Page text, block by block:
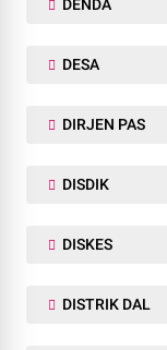
DENDA
DESA
DIRJEN PAS
DISDIK
DISKES
DISTRIK DAL